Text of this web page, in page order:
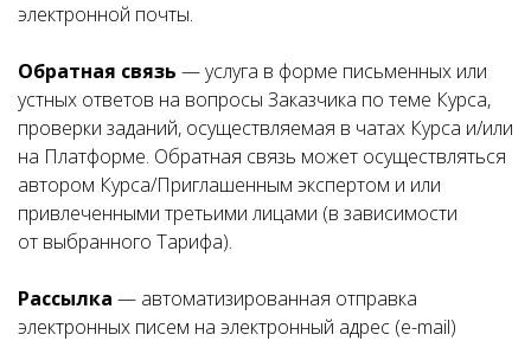
электронной почты.
Обратная связь — услуга в форме письменных или
устных ответов на вопросы Заказчика по теме Курса,
проверки заданий, осуществляемая в чатах Курса и/или
на Платформе. Обратная связь может осуществляться
автором Курса/Приглашенным экспертом и или
привлеченными третьими лицами (в зависимости
от выбранного Тарифа).
Рассылка — автоматизированная отправка
электронных писем на электронный адрес (e-mail)